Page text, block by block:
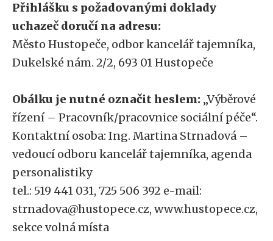
Přihlášku s požadovanými doklady
uchazeč doručí na adresu:
Město Hustopeče, odbor kancelář tajemníka,
Dukelské nám. 2/2, 693 01 Hustopeče
Obálku je nutné označit heslem: „Výběrové
řízení – Pracovník/pracovnice sociální péče“.
Kontaktní osoba: Ing. Martina Strnadová –
vedoucí odboru kancelář tajemníka, agenda
personalistiky
tel.: 519 441 031, 725 506 392 e-mail:
strnadova@hustopece.cz, www.hustopece.cz,
sekce volná místa